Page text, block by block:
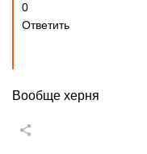
0
Ответить
Вообще херня